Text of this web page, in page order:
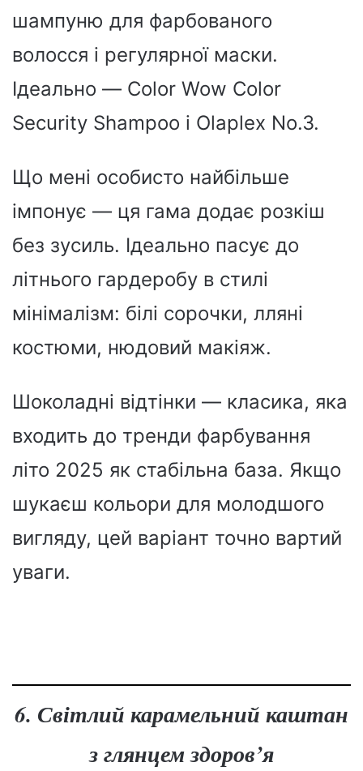
шампуню для фарбованого
волосся і регулярної маски.
Ідеально — Color Wow Color
Security Shampoo і Olaplex No.3.
Що мені особисто найбільше
імпонує — ця гама додає розкіш
без зусиль. Ідеально пасує до
літнього гардеробу в стилі
мінімалізм: білі сорочки, лляні
костюми, нюдовий макіяж.
Шоколадні відтінки — класика, яка
входить до тренди фарбування
літо 2025 як стабільна база. Якщо
шукаєш кольори для молодшого
вигляду, цей варіант точно вартий
уваги.
6. Світлий карамельний каштан
з глянцем здоров’я